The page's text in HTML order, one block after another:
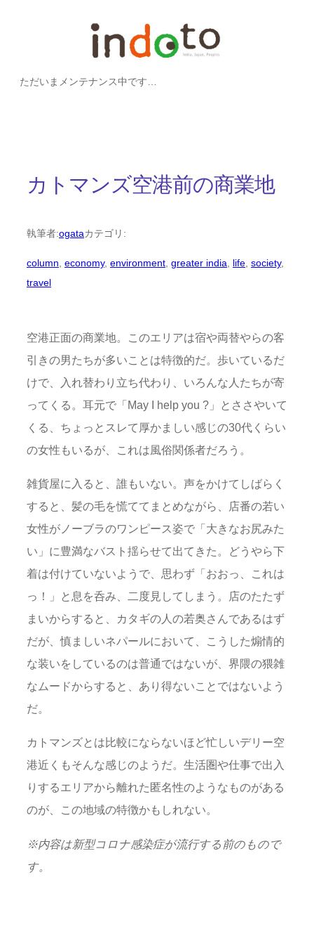
ただいまメンテナンス中です…
カトマンズ空港前の商業地
執筆者:ogataカテゴリ:
column economy, environment greater india life society
travel
空港正面の商業地。このエリアは宿や両替やらの客
引きの男たちが多いことは特徴的だ。歩いているだ
けで、入れ替わり立ち代わり、いろんな人たちが寄
ってくる。耳元で「May I help you ?」とささやいて
くる、ちょっとスレて厚かましい感じの30代くらい
の女性もいるが、これは風俗関係者だろう。
雑貨屋に入ると、誰もいない。声をかけてしばらく
すると、髪の毛を慌ててまとめながら、店番の若い
女性がノーブラのワンピース姿で「大きなお尻みた
い」に豊満なバスト揺らせて出てきた。どうやら下
着は付けていないようで、思わず「おおっ、これは
っ！」と息を呑み、二度見してしまう。店のたたず
まいからすると、カタギの人の若奥さんであるはず
だが、慎ましいネパールにおいて、こうした煽情的
な装いをしているのは普通ではないが、界隈の猥雑
なムードからすると、あり得ないことではないよう
だ。
カトマンズとは比較にならないほど忙しいデリー空
港近くもそんな感じのようだ。生活圏や仕事で出入
りするエリアから離れた匿名性のようなものがある
のが、この地域の特徴かもしれない。
※内容は新型コロナ感染症が流行する前のもので
す。